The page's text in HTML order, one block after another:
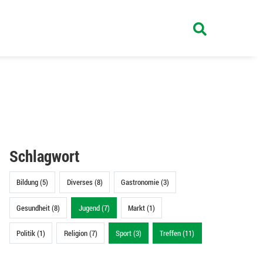
Schlagwort
Bildung (5) Diverses (8) Gastronomie (3)
Gesundheit (8) Jugend (7) Markt (1)
Politik (1) Religion (7) Sport (3) Treffen (11)